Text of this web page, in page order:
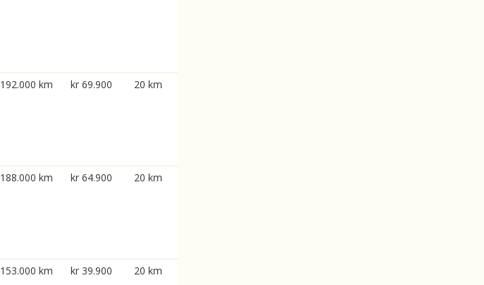
192.000 km kr 69.900 20 km
188.000 km kr 64.900 20 km
153.000 km kr 39.900 20 km